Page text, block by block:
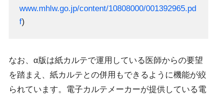
www.mhlw.go.jp/content/10808000/001392965.pd
f)
なお、α版は紙カルテで運用している医師からの要望
を踏まえ、紙カルテとの併用もできるように機能が絞
られています。電子カルテメーカーが提供している電